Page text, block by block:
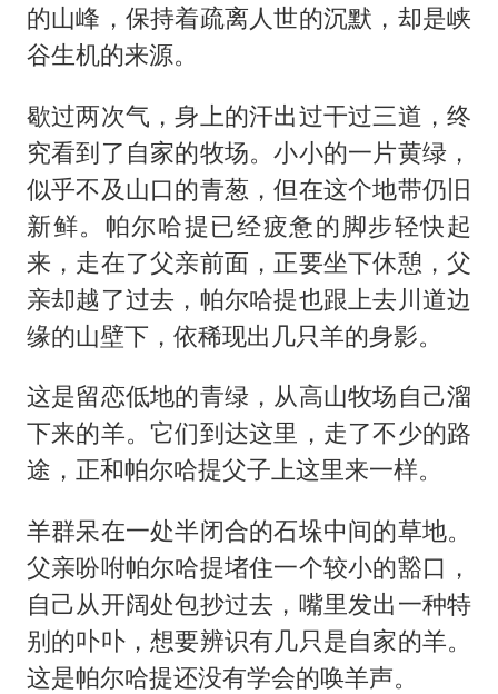
的山峰，保持着疏离人世的沉默，却是峡
谷生机的来源。
歇过两次气，身上的汗出过干过三道，终
究看到了自家的牧场。小小的一片黄绿，
似乎不及山口的青葱，但在这个地带仍旧
新鲜。帕尔哈提已经疲惫的脚步轻快起
来，走在了父亲前面，正要坐下休憩，父
亲却越了过去，帕尔哈提也跟上去川道边
缘的山壁下，依稀现出几只羊的身影。
这是留恋低地的青绿，从高山牧场自己溜
下来的羊。它们到达这里，走了不少的路
途，正和帕尔哈提父子上这里来一样。
羊群呆在一处半闭合的石垛中间的草地。
父亲吩咐帕尔哈提堵住一个较小的豁口，
自己从开阔处包抄过去，嘴里发出一种特
别的卟卟，想要辨识有几只是自家的羊。
这是帕尔哈提还没有学会的唤羊声。